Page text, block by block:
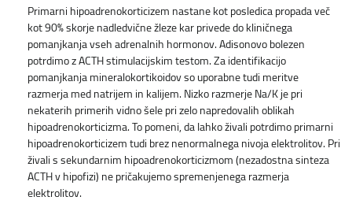
Primarni hipoadrenokorticizem nastane kot posledica propada več
kot 90% skorje nadledvične žleze kar privede do kliničnega
pomanjkanja vseh adrenalnih hormonov. Adisonovo bolezen
potrdimo z ACTH stimulacijskim testom. Za identifikacijo
pomanjkanja mineralokortikoidov so uporabne tudi meritve
razmerja med natrijem in kalijem. Nizko razmerje Na/K je pri
nekaterih primerih vidno šele pri zelo napredovalih oblikah
hipoadrenokorticizma. To pomeni, da lahko živali potrdimo primarni
hipoadrenokorticizem tudi brez nenormalnega nivoja elektrolitov. Pri
živali s sekundarnim hipoadrenokorticizmom (nezadostna sinteza
ACTH v hipofizi) ne pričakujemo spremenjenega razmerja
elektrolitov.